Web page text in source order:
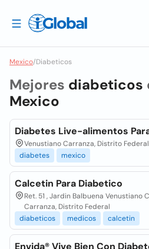
Mexico/Diabeticos
Mejores diabeticos
Mexico
Diabetes Live-alimentos
Venustiano Carranza, Distrito Federal
diabetes
mexico
Calcetin Para Diabetico
Ret. 51 , Jardin Balbuena Venustiano
Carranza, Distrito Federal
diabeticos
medicos calcetin
Envida® Vive Bien Con